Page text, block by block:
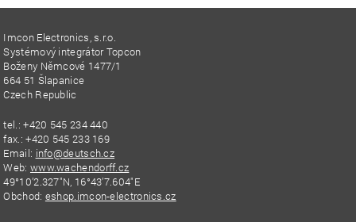
Imcon Electronics, s.r.o.
Systémový integrátor Topcon
Boženy Němcové 1477/1
664 51 Šlapanice
Czech Republic
tel.: +420 545 234 440
fax.: +420 545 233 169
Email: info@deutsch.cz
Web: www.wachendorff.cz
49°10’2.327″N, 16°43’7.604″E
Obchod: eshop.imcon-electronics.cz